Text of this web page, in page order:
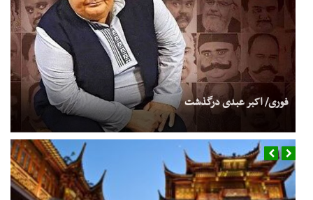
فوری/ اکبر عبدی درگذشت